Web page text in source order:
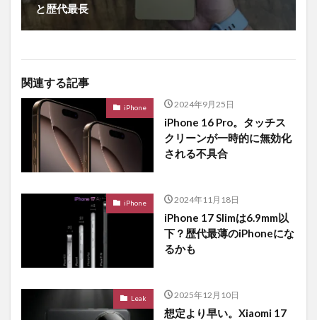
と歴代最長
関連する記事
iPhone 2024年9月25日
iPhone 16 Pro。タッチス
クリーンが一時的に無効化
される不具合
iPhone 2024年11月18日
iPhone 17 Slimは6.9mm以
下？歴代最薄のiPhoneにな
るかも
Leak 2025年12月10日
想定より早い。Xiaomi 17